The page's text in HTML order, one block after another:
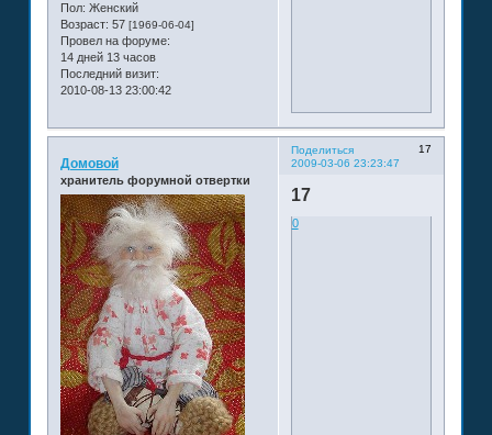
Пол: Женский
Возраст: 57 [1969-06-04]
Провел на форуме:
14 дней 13 часов
Последний визит:
2010-08-13 23:00:42
Поделиться
17
2009-03-06 23:23:47
Домовой
хранитель форумной отвертки
17
0